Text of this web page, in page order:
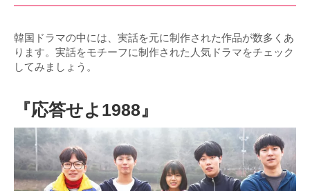
韓国ドラマの中には、実話を元に制作された作品が数多くあ
ります。実話をモチーフに制作された人気ドラマをチェック
してみましょう。
『応答せよ1988』